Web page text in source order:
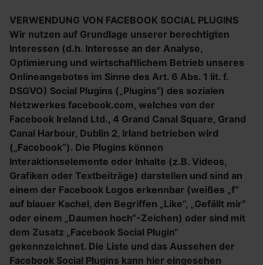
VERWENDUNG VON FACEBOOK SOCIAL PLUGINS
Wir nutzen auf Grundlage unserer berechtigten
Interessen (d.h. Interesse an der Analyse,
Optimierung und wirtschaftlichem Betrieb unseres
Onlineangebotes im Sinne des Art. 6 Abs. 1 lit. f.
DSGVO) Social Plugins („Plugins“) des sozialen
Netzwerkes facebook.com, welches von der
Facebook Ireland Ltd., 4 Grand Canal Square, Grand
Canal Harbour, Dublin 2, Irland betrieben wird
(„Facebook“). Die Plugins können
Interaktionselemente oder Inhalte (z.B. Videos,
Grafiken oder Textbeiträge) darstellen und sind an
einem der Facebook Logos erkennbar (weißes „f“
auf blauer Kachel, den Begriffen „Like“, „Gefällt mir“
oder einem „Daumen hoch“-Zeichen) oder sind mit
dem Zusatz „Facebook Social Plugin“
gekennzeichnet. Die Liste und das Aussehen der
Facebook Social Plugins kann hier eingesehen